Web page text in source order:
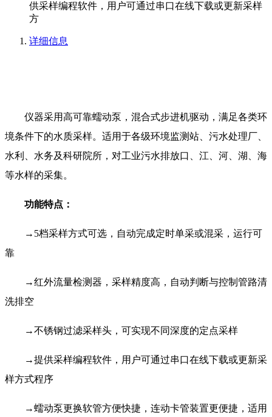
供采样编程软件，用户可通过串口在线下载或更新采样
方
详细信息
仪器采用高可靠蠕动泵，混合式步进机驱动，满足各类环
境条件下的水质采样。适用于各级环境监测站、污水处理厂、
水利、水务及科研院所，对工业污水排放口、江、河、湖、海
等水样的采集。
功能特点：
→5档采样方式可选，自动完成定时单采或混采，运行可
靠
→红外流量检测器，采样精度高，自动判断与控制管路清
洗排空
→不锈钢过滤采样头，可实现不同深度的定点采样
→提供采样编程软件，用户可通过串口在线下载或更新采
样方式程序
→蠕动泵更换软管方便快捷，连动卡管装置更便捷，适用